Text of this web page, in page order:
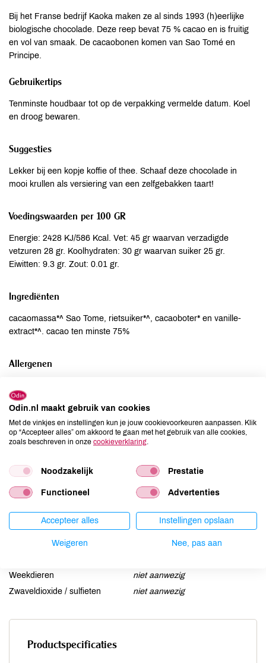
Bij het Franse bedrijf Kaoka maken ze al sinds 1993 (h)eerlijke
biologische chocolade. Deze reep bevat 75 % cacao en is fruitig
en vol van smaak. De cacaobonen komen van Sao Tomé en
Principe.
Gebruikertips
Tenminste houdbaar tot op de verpakking vermelde datum. Koel
en droog bewaren.
Suggesties
Lekker bij een kopje koffie of thee. Schaaf deze chocolade in
mooi krullen als versiering van een zelfgebakken taart!
Voedingswaarden per 100 GR
Energie: 2428 KJ/586 Kcal. Vet: 45 gr waarvan verzadigde
vetzuren 28 gr. Koolhydraten: 30 gr waarvan suiker 25 gr.
Eiwitten: 9.3 gr. Zout: 0.01 gr.
Ingrediënten
cacaomassa*^ Sao Tome, rietsuiker*^, cacaoboter* en vanille-
extract*^. cacao ten minste 75%
Allergenen
Ei
Gluten
kan bevatten
Lactose
kan bevatten
Mosterd
niet aanwezig
Schaaldieren
niet aanwezig
Selderij
niet aanwezig
Sesam
niet aanwezig
niet aanwezig
Weekdieren
niet aanwezig
Zwaveldioxide / sulfieten
niet aanwezig
Productspecificaties
Odin.nl maakt gebruik van cookies
Met de vinkjes en instellingen kun je jouw cookievoorkeuren aanpassen. Klik
op “Accepteer alles” om akkoord te gaan met het gebruik van alle cookies,
zoals beschreven in onze cookieverklaring.
Noodzakelijk Prestatie
Functioneel Advertenties
Accepteer alles Instellingen opslaan
Weigeren Nee, pas aan